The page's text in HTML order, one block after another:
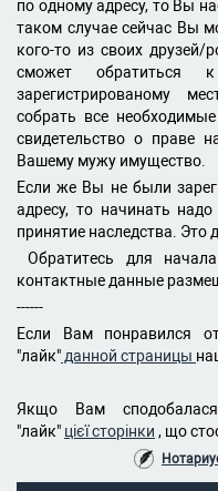
по одному адресу, то Вы
таком случае сейчас Вы
кого-то из своих друзей/
сможет обратиться
зарегистрированому
собрать все
свидетельство о праве
Вашему мужу имущество.
Если же Вы не были
адресу, то начинать
принятие наследства. Это
Обратитесь для
контактные данные
------
Если Вам понравился
"лайк" данной страницы
Якщо Вам
"лайк" цієї сторінки , що